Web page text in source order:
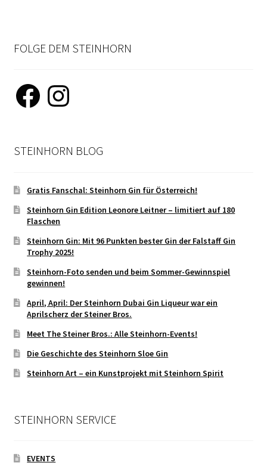
FOLGE DEM STEINHORN
Facebook Instagram
STEINHORN BLOG
Gratis Fanschal: Steinhorn Gin für Österreich!
Steinhorn Gin Edition Leonore Leitner – limitiert auf 180
Flaschen
Steinhorn Gin: Mit 96 Punkten bester Gin der Falstaff Gin
Trophy 2025!
Steinhorn-Foto senden und beim Sommer-Gewinnspiel
gewinnen!
April, April: Der Steinhorn Dubai Gin Liqueur war ein
Aprilscherz der Steiner Bros.
Meet The Steiner Bros.: Alle Steinhorn-Events!
Die Geschichte des Steinhorn Sloe Gin
Steinhorn Art – ein Kunstprojekt mit Steinhorn Spirit
STEINHORN SERVICE
EVENTS